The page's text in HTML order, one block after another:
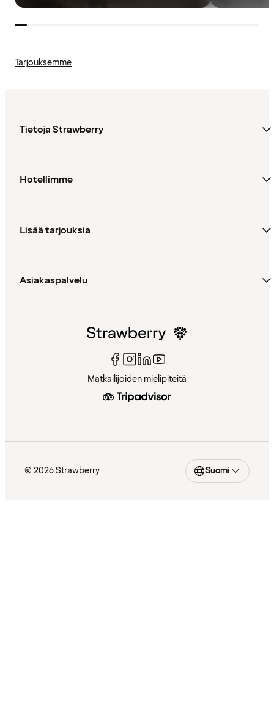
Tarjouksemme
Tietoja Strawberry
Hotellimme
Lisää tarjouksia
Asiakaspalvelu
Matkailijoiden mielipiteitä
© 2026 Strawberry Suomi